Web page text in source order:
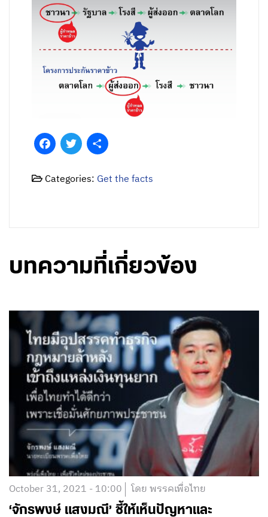
FacebookTwitter
Categories: Get the facts
บทความที่เกี่ยวข้อง
October 31, 2021 - 10:00 โดย พรรคเพื่อไทย
‘จักรพงษ์ แสงมณี’ ชี้ให้เห็นปัญหาและ